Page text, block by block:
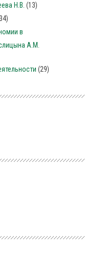
Н.В. (13)
в
А.М.
(29)